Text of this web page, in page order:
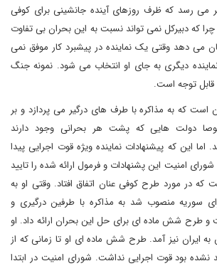
می رسد که ظرف روزهای آینده جانشینی برای کوفی
که دبیرکل نمی تواند نسبت به این بحران بی تفاوت
می دهد وقتی یک نماینده در پیشبرد کار موفق نمی
دیگری به جای او انتخاب می شود. نمونه جنگ
قابل توجه است.
است که به مذاکره با طرف های درگیر می پردازد و بر
دولت هایی که پشت هر بحرانی وجود دارند
اما این که پیشنهادات نماینده ویژه قوت اجرایی پیدا
امنیت این پشنهادات و فرمول ارائه شده را تایید
در مورد طرح کوفی عنان اتفاق افتاد. وقتی او به
سوریه منصوب شد به مذاکره با طرفین درگیری و
طرح شش ماده ای برای حل این بحران ارائه داد. او
ایران نیز آمد. طرح شش ماده ای او تا زمانی که از
بود قوت اجرایی نداشت. شورای امنیت در ابتدا